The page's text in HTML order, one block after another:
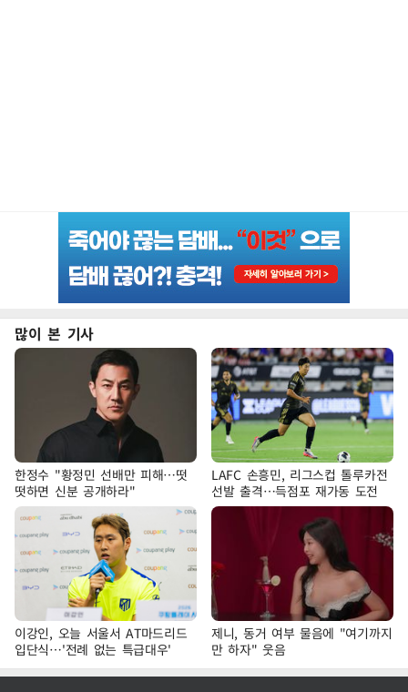
많이 본 기사
한정수 "황정민 선배만 피해…떳
떳하면 신분 공개하라"
LAFC 손흥민, 리그스컵 톨루카전
선발 출격…득점포 재가동 도전
이강인, 오늘 서울서 AT마드리드
입단식…'전례 없는 특급대우'
제니, 동거 여부 물음에 "여기까지
만 하자" 웃음